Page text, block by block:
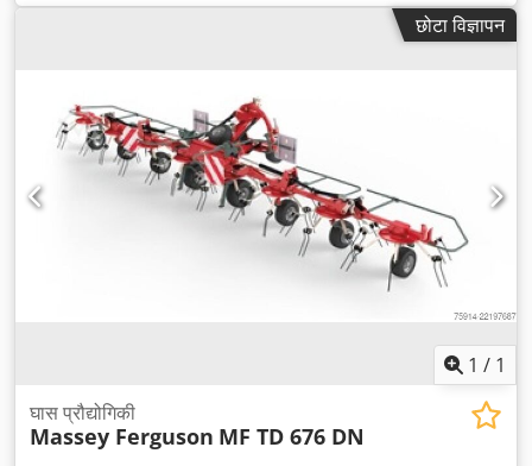
छोटा विज्ञापन
1 / 1
घास प्रौद्योगिकी
Massey Ferguson MF TD 676 DN